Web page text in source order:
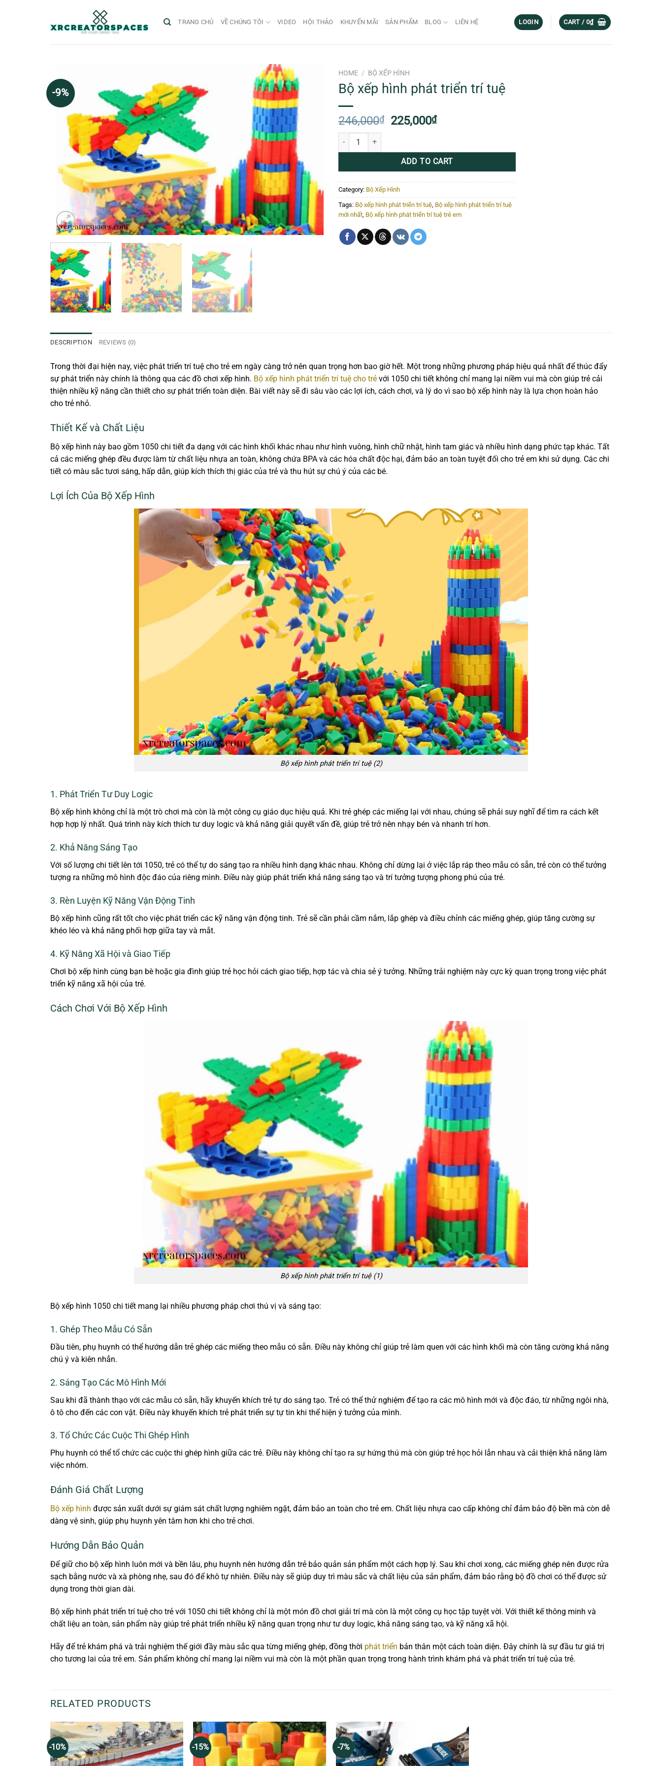
TRANG CHỦ VỀ CHÚNG TÔI VIDEO HỘI THẢO KHUYẾN MÃI SẢN PHẨM BLOG LIÊN HỆ LOGIN CART / 0₫
-9%
HOME / BỘ XẾP HÌNH
Bộ xếp hình phát triển trí tuệ
246,000₫
Original
246,000₫.
225,000₫Current
225,000₫.
Bộ xếp hình phát triển trí tuệ quantity
ADD TO CART
Category: Bộ Xếp Hình
Tags: Bộ xếp hình phát triển trí tuệ Bộ xếp hình phát triển trí tuệ
mới nhất Bộ xếp hình phát triển trí tuệ trẻ em
DESCRIPTION REVIEWS (0)
Trong thời đại hiện nay, việc phát triển trí tuệ cho trẻ em ngày càng trở nên quan trọng hơn bao giờ hết. Một trong những phương pháp hiệu quả nhất để thúc đẩy
sự phát triển này chính là thông qua các đồ chơi xếp hình. Bộ xếp hình phát triển trí tuệ cho trẻ với 1050 chi tiết không chỉ mang lại niềm vui mà còn giúp trẻ cải
thiện nhiều kỹ năng cần thiết cho sự phát triển toàn diện. Bài viết này sẽ đi sâu vào các lợi ích, cách chơi, và lý do vì sao bộ xếp hình này là lựa chọn hoàn hảo
cho trẻ nhỏ.
Thiết Kế và Chất Liệu
Bộ xếp hình này bao gồm 1050 chi tiết đa dạng với các hình khối khác nhau như hình vuông, hình chữ nhật, hình tam giác và nhiều hình dạng phức tạp khác. Tất
cả các miếng ghép đều được làm từ chất liệu nhựa an toàn, không chứa BPA và các hóa chất độc hại, đảm bảo an toàn tuyệt đối cho trẻ em khi sử dụng. Các chi
tiết có màu sắc tươi sáng, hấp dẫn, giúp kích thích thị giác của trẻ và thu hút sự chú ý của các bé.
Lợi Ích Của Bộ Xếp Hình
Bộ xếp hình phát triển trí tuệ (2)
1. Phát Triển Tư Duy Logic
Bộ xếp hình không chỉ là một trò chơi mà còn là một công cụ giáo dục hiệu quả. Khi trẻ ghép các miếng lại với nhau, chúng sẽ phải suy nghĩ để tìm ra cách kết
hợp hợp lý nhất. Quá trình này kích thích tư duy logic và khả năng giải quyết vấn đề, giúp trẻ trở nên nhạy bén và nhanh trí hơn.
2. Khả Năng Sáng Tạo
Với số lượng chi tiết lên tới 1050, trẻ có thể tự do sáng tạo ra nhiều hình dạng khác nhau. Không chỉ dừng lại ở việc lắp ráp theo mẫu có sẵn, trẻ còn có thể tưởng
tượng ra những mô hình độc đáo của riêng mình. Điều này giúp phát triển khả năng sáng tạo và trí tưởng tượng phong phú của trẻ.
3. Rèn Luyện Kỹ Năng Vận Động Tinh
Bộ xếp hình cũng rất tốt cho việc phát triển các kỹ năng vận động tinh. Trẻ sẽ cần phải cầm nắm, lắp ghép và điều chỉnh các miếng ghép, giúp tăng cường sự
khéo léo và khả năng phối hợp giữa tay và mắt.
4. Kỹ Năng Xã Hội và Giao Tiếp
Chơi bộ xếp hình cùng bạn bè hoặc gia đình giúp trẻ học hỏi cách giao tiếp, hợp tác và chia sẻ ý tưởng. Những trải nghiệm này cực kỳ quan trọng trong việc phát
triển kỹ năng xã hội của trẻ.
Cách Chơi Với Bộ Xếp Hình
Bộ xếp hình phát triển trí tuệ (1)
Bộ xếp hình 1050 chi tiết mang lại nhiều phương pháp chơi thú vị và sáng tạo:
1. Ghép Theo Mẫu Có Sẵn
Đầu tiên, phụ huynh có thể hướng dẫn trẻ ghép các miếng theo mẫu có sẵn. Điều này không chỉ giúp trẻ làm quen với các hình khối mà còn tăng cường khả năng
chú ý và kiên nhẫn.
2. Sáng Tạo Các Mô Hình Mới
Sau khi đã thành thạo với các mẫu có sẵn, hãy khuyến khích trẻ tự do sáng tạo. Trẻ có thể thử nghiệm để tạo ra các mô hình mới và độc đáo, từ những ngôi nhà,
ô tô cho đến các con vật. Điều này khuyến khích trẻ phát triển sự tự tin khi thể hiện ý tưởng của mình.
3. Tổ Chức Các Cuộc Thi Ghép Hình
Phụ huynh có thể tổ chức các cuộc thi ghép hình giữa các trẻ. Điều này không chỉ tạo ra sự hứng thú mà còn giúp trẻ học hỏi lẫn nhau và cải thiện khả năng làm
việc nhóm.
Đánh Giá Chất Lượng
Bộ xếp hình được sản xuất dưới sự giám sát chất lượng nghiêm ngặt, đảm bảo an toàn cho trẻ em. Chất liệu nhựa cao cấp không chỉ đảm bảo độ bền mà còn dễ
dàng vệ sinh, giúp phụ huynh yên tâm hơn khi cho trẻ chơi.
Hướng Dẫn Bảo Quản
Để giữ cho bộ xếp hình luôn mới và bền lâu, phụ huynh nên hướng dẫn trẻ bảo quản sản phẩm một cách hợp lý. Sau khi chơi xong, các miếng ghép nên được rửa
sạch bằng nước và xà phòng nhẹ, sau đó để khô tự nhiên. Điều này sẽ giúp duy trì màu sắc và chất liệu của sản phẩm, đảm bảo rằng bộ đồ chơi có thể được sử
dụng trong thời gian dài.
Bộ xếp hình phát triển trí tuệ cho trẻ với 1050 chi tiết không chỉ là một món đồ chơi giải trí mà còn là một công cụ học tập tuyệt vời. Với thiết kế thông minh và
chất liệu an toàn, sản phẩm này giúp trẻ phát triển nhiều kỹ năng quan trọng như tư duy logic, khả năng sáng tạo, và kỹ năng xã hội.
Hãy để trẻ khám phá và trải nghiệm thế giới đầy màu sắc qua từng miếng ghép, đồng thời phát triển bản thân một cách toàn diện. Đây chính là sự đầu tư giá trị
cho tương lai của trẻ em. Sản phẩm không chỉ mang lại niềm vui mà còn là một phần quan trọng trong hành trình khám phá và phát triển trí tuệ của trẻ.
RELATED PRODUCTS
-10% -15% -7%